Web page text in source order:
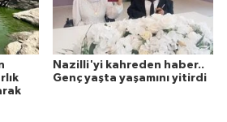
Nazilli'yi kahreden haber..
Genç yaşta yaşamını yitirdi